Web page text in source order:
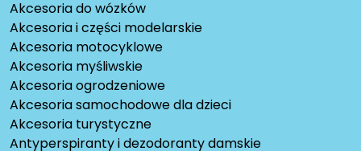
Akcesoria do wózków
Akcesoria i części modelarskie
Akcesoria motocyklowe
Akcesoria myśliwskie
Akcesoria ogrodzeniowe
Akcesoria samochodowe dla dzieci
Akcesoria turystyczne
Antyperspiranty i dezodoranty damskie